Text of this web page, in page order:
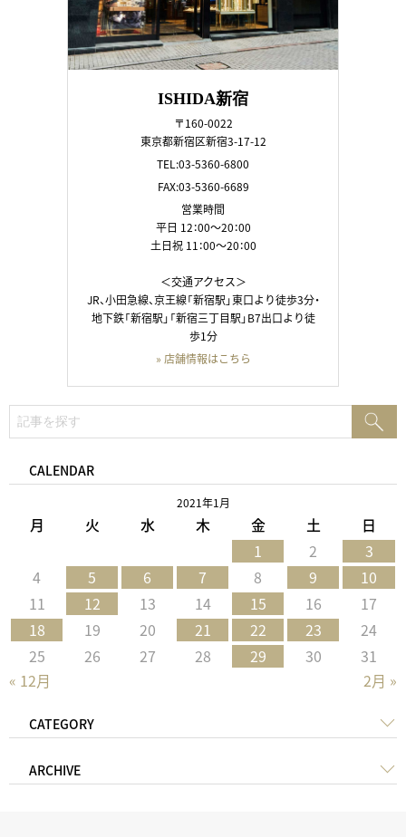
ISHIDA新宿
〒160-0022
東京都新宿区新宿3-17-12
TEL:03-5360-6800
FAX:03-5360-6689
営業時間
平日 12：00～20：00
土日祝 11：00～20：00
＜交通アクセス＞
JR、小田急線、京王線「新宿駅」東口より徒歩3分・
地下鉄「新宿駅」「新宿三丁目駅」B7出口より徒
歩1分
» 店舗情報はこちら
索:
CALENDAR
2021年1月
月 火 水 木 金 土 日
« 12月 2月 »
1 2
3
4
5 6 7 8 9
10
11
12 13 14 15 16
17
18
19 20 21 22 23
24
25
26 27 28 29 30 31
CATEGORY
ARCHIVE